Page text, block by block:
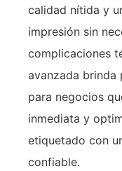
calidad nítida y
impresión sin
complicaciones
avanzada brinda
para negocios
inmediata y
etiquetado con
confiable.